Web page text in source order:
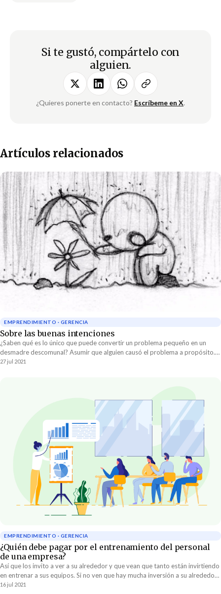
Si te gustó, compártelo con
alguien.
¿Quieres ponerte en contacto? Escríbeme en X.
Artículos relacionados
EMPRENDIMIENTO · GERENCIA
Sobre las buenas intenciones
¿Saben qué es lo único que puede convertir un problema pequeño en un
desmadre descomunal? Asumir que alguien causó el problema a propósito.
Querer culpar.
27 jul 2021
EMPRENDIMIENTO · GERENCIA
¿Quién debe pagar por el entrenamiento del personal
de una empresa?
Así que los invito a ver a su alrededor y que vean que tanto están invirtiendo
en entrenar a sus equipos. Si no ven que hay mucha inversión a su alrededor
pueden estar seguros que son sus clientes los que están pagando por el
16 jul 2021